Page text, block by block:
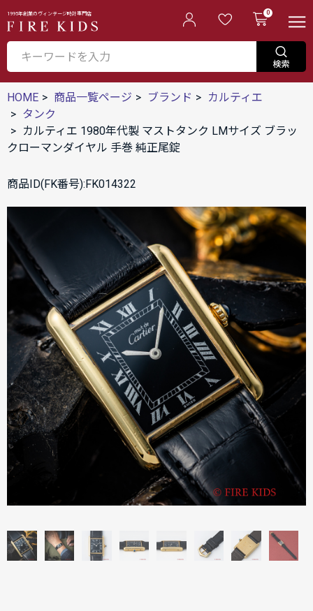
1995年創業のヴィンテージ時計専門店 0
HOME 商品一覧ページ ブランド
カルティエ
タンク
カルティエ 1980年代製 マストタンク LMサイズ ブラッ
クローマンダイヤル 手巻 純正尾錠
商品ID(FK番号):FK014322